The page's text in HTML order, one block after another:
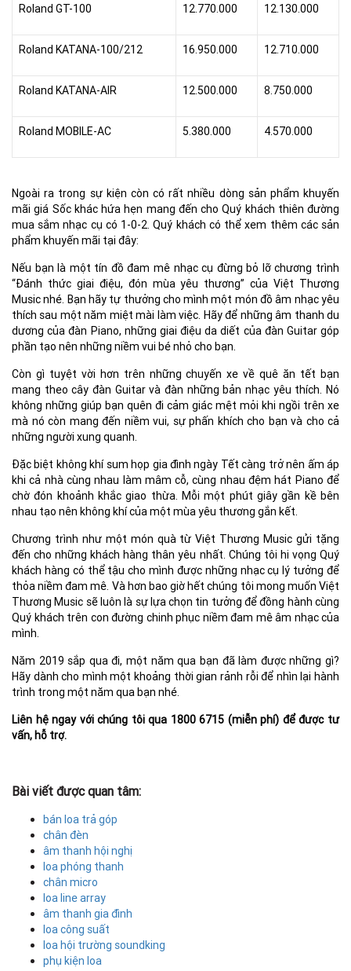
Roland GT-100 12.770.000 12.130.000
Roland KATANA-100/212 16.950.000 12.710.000
Roland KATANA-AIR 12.500.000 8.750.000
Roland MOBILE-AC 5.380.000 4.570.000
Ngoài ra trong sự kiện còn có rất nhiều dòng sản phẩm khuyến
mãi giá Sốc khác hứa hẹn mang đến cho Quý khách thiên đường
mua sắm nhạc cụ có 1-0-2. Quý khách có thể xem thêm các sản
phẩm khuyến mãi tại đây:
Nếu bạn là một tín đồ đam mê nhạc cụ đừng bỏ lỡ chương trình
“Đánh thức giai điệu, đón mùa yêu thương” của Việt Thương
Music nhé. Bạn hãy tự thưởng cho mình một món đồ âm nhạc yêu
thích sau một năm miệt mài làm việc. Hãy để những âm thanh du
dương của đàn Piano, những giai điệu da diết của đàn Guitar góp
phần tạo nên những niềm vui bé nhỏ cho bạn.
Còn gì tuyệt vời hơn trên những chuyến xe về quê ăn tết bạn
mang theo cây đàn Guitar và đàn những bản nhạc yêu thích. Nó
không những giúp bạn quên đi cảm giác mệt mỏi khi ngồi trên xe
mà nó còn mang đến niềm vui, sự phấn khích cho bạn và cho cả
những người xung quanh.
Đặc biệt không khí sum họp gia đình ngày Tết càng trở nên ấm áp
khi cả nhà cùng nhau làm mâm cỗ, cùng nhau đệm hát Piano để
chờ đón khoảnh khắc giao thừa. Mỗi một phút giây gần kề bên
nhau tạo nên không khí của một mùa yêu thương gắn kết.
Chương trình như một món quà từ Việt Thương Music gửi tặng
đến cho những khách hàng thân yêu nhất. Chúng tôi hi vọng Quý
khách hàng có thể tậu cho mình được những nhạc cụ lý tưởng để
thỏa niềm đam mê. Và hơn bao giờ hết chúng tôi mong muốn Việt
Thương Music sẽ luôn là sự lựa chọn tin tưởng để đồng hành cùng
Quý khách trên con đường chinh phục niềm đam mê âm nhạc của
mình.
Năm 2019 sắp qua đi, một năm qua bạn đã làm được những gì?
Hãy dành cho mình một khoảng thời gian rảnh rỗi để nhìn lại hành
trình trong một năm qua bạn nhé.
Liên hệ ngay với chúng tôi qua 1800 6715 (miễn phí) để được tư
vấn, hỗ trợ.
Bài viết được quan tâm:
bán loa trả góp
chân đèn
âm thanh hội nghị
loa phóng thanh
chân micro
loa line array
âm thanh gia đình
loa công suất
loa hội trường soundking
phụ kiện loa